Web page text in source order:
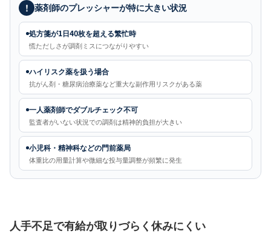
! 薬剤師のプレッシャーが特に大きい状況
処方箋が1日40枚を超える繁忙時
慌ただしさが調剤ミスにつながりやすい
ハイリスク薬を扱う場合
抗がん剤・糖尿病治療薬など重大な副作用リスクがある薬
一人薬剤師でダブルチェック不可
監査者がいない状況での調剤は精神的負担が大きい
小児科・精神科などの門前薬局
体重比の用量計算や微細な投与量調整が頻繁に発生
人手不足で有給が取りづらく休みにくい